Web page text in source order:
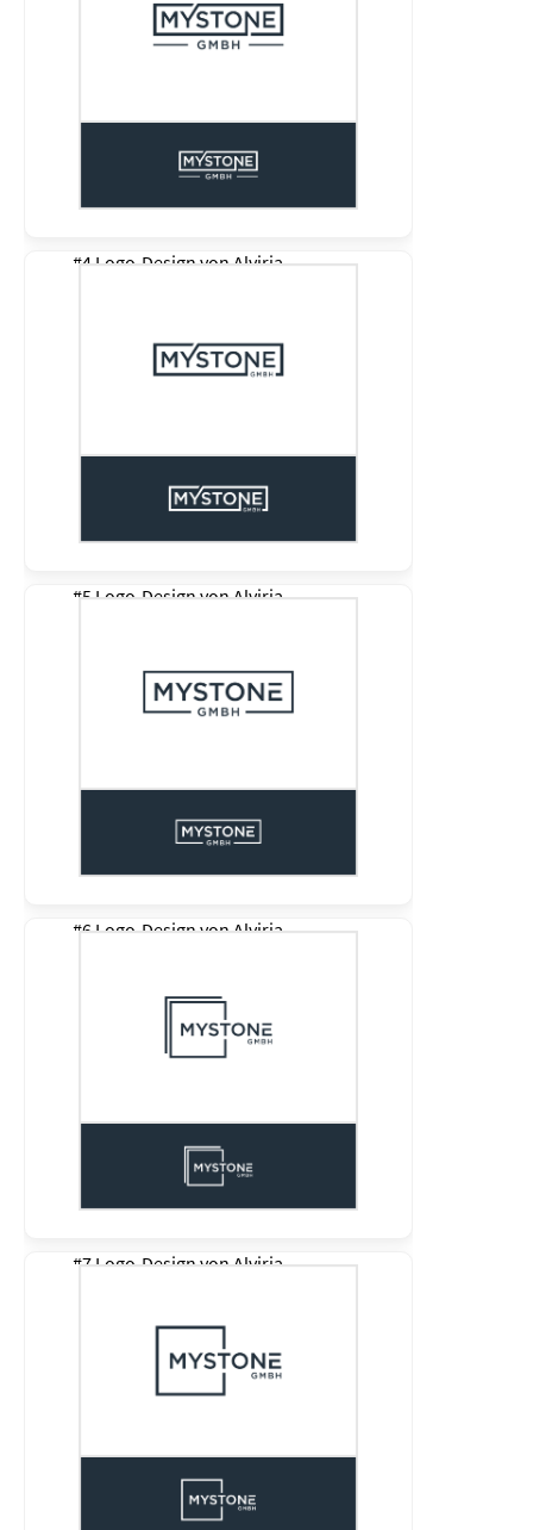
#4 Logo-Design vonAlviria
#5 Logo-Design vonAlviria
#6 Logo-Design vonAlviria
#7 Logo-Design vonAlviria